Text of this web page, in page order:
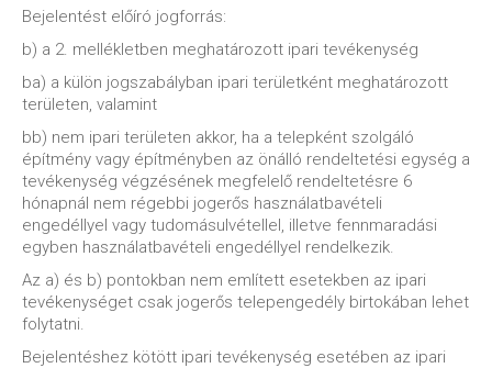
Bejelentést előíró jogforrás:
b) a 2. mellékletben meghatározott ipari tevékenység
ba) a külön jogszabályban ipari területként meghatározott
területen, valamint
bb) nem ipari területen akkor, ha a telepként szolgáló
építmény vagy építményben az önálló rendeltetési egység a
tevékenység végzésének megfelelő rendeltetésre 6
hónapnál nem régebbi jogerős használatbavételi
engedéllyel vagy tudomásulvétellel, illetve fennmaradási
egyben használatbavételi engedéllyel rendelkezik.
Az a) és b) pontokban nem említett esetekben az ipari
tevékenységet csak jogerős telepengedély birtokában lehet
folytatni.
Bejelentéshez kötött ipari tevékenység esetében az ipari